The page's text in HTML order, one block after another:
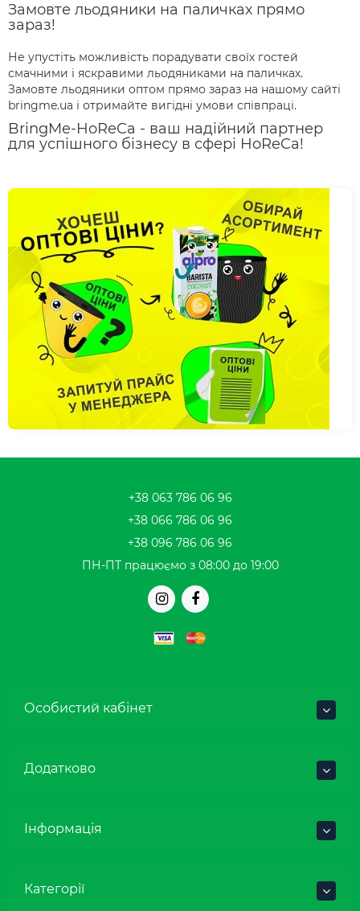
Замовте льодяники на паличках прямо
зараз!
Не упустіть можливість порадувати своїх гостей
смачними і яскравими льодяниками на паличках.
Замовте льодяники оптом прямо зараз на нашому сайті
bringme.ua і отримайте вигідні умови співпраці.
BringMe-HoReCa - ваш надійний партнер
для успішного бізнесу в сфері HoReCa!
+38 063 786 06 96
+38 066 786 06 96
+38 096 786 06 96
ПН-ПТ працюємо з 08:00 до 19:00
Особистий кабінет
Додатково
Інформація
Категорії